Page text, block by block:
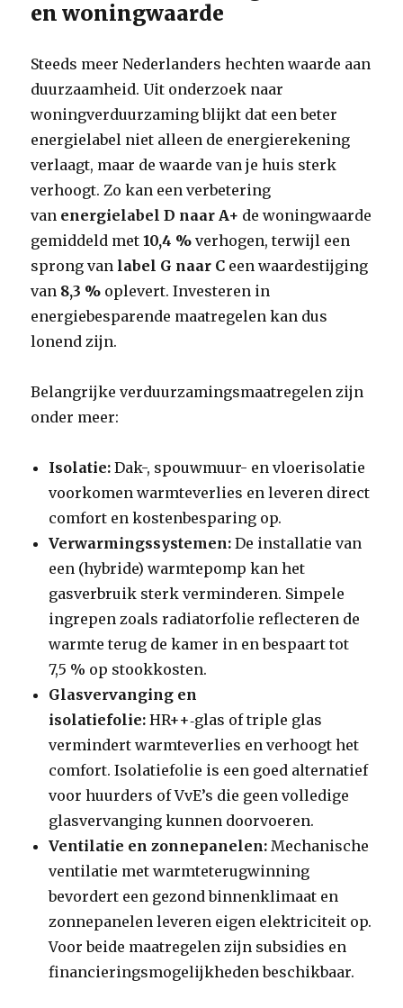
en woningwaarde
Steeds meer Nederlanders hechten waarde aan
duurzaamheid. Uit onderzoek naar
woningverduurzaming blijkt dat een beter
energielabel niet alleen de energierekening
verlaagt, maar de waarde van je huis sterk
verhoogt. Zo kan een verbetering
van energielabel D naar A+ de woningwaarde
gemiddeld met10,4 % verhogen, terwijl een
sprong van label G naar C een waardestijging
van 8,3 % oplevert. Investeren in
energiebesparende maatregelen kan dus
lonend zijn.
Belangrijke verduurzamingsmaatregelen zijn
onder meer:
Isolatie: Dak-, spouwmuur- en vloerisolatie
voorkomen warmteverlies en leveren direct
comfort en kostenbesparing op.
Verwarmingssystemen: De installatie van
een (hybride) warmtepomp kan het
gasverbruik sterk verminderen. Simpele
ingrepen zoals radiatorfolie reflecteren de
warmte terug de kamer in en bespaart tot
7,5 % op stookkosten.
Glasvervanging en
isolatiefolie: HR++‑glas of triple glas
vermindert warmteverlies en verhoogt het
comfort. Isolatiefolie is een goed alternatief
voor huurders of VvE’s die geen volledige
glasvervanging kunnen doorvoeren.
Ventilatie en zonnepanelen: Mechanische
ventilatie met warmteterugwinning
bevordert een gezond binnenklimaat en
zonnepanelen leveren eigen elektriciteit op.
Voor beide maatregelen zijn subsidies en
financieringsmogelijkheden beschikbaar.